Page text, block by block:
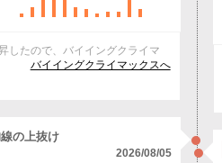
したので、バイイングクライマ
バイイングクライマックスへ
の上抜け
2026/08/05